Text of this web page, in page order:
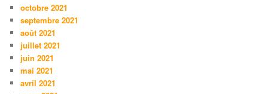
octobre 2021
septembre 2021
août 2021
juillet 2021
juin 2021
mai 2021
avril 2021